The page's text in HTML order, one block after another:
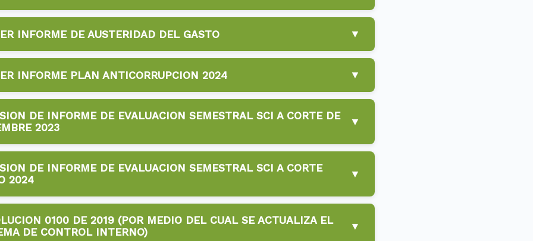
📥 Descargar
INFORME DE AUSTERIDAD DEL GASTO ▼
📥 Descargar
INFORME PLAN ANTICORRUPCION 2024 ▼
📥 Descargar
DE INFORME DE EVALUACION SEMESTRAL SCI A CORTE DE
2023
▼
📥 Descargar
DE INFORME DE EVALUACION SEMESTRAL SCI A CORTE
2024
▼
📥 Descargar0100 DE 2019 (POR MEDIO DEL CUAL SE ACTUALIZA EL
DE CONTROL INTERNO)
▼